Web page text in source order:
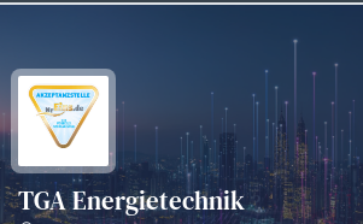
TGA Energietechnik ?